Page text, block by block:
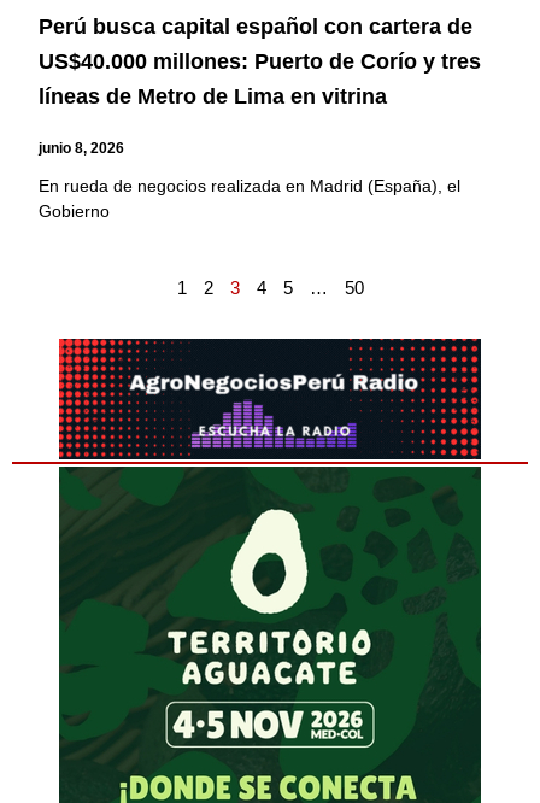
Perú busca capital español con cartera de
US$40.000 millones: Puerto de Corío y tres
líneas de Metro de Lima en vitrina
junio 8, 2026
En rueda de negocios realizada en Madrid (España), el
Gobierno
1 2 3 4 5 … 50